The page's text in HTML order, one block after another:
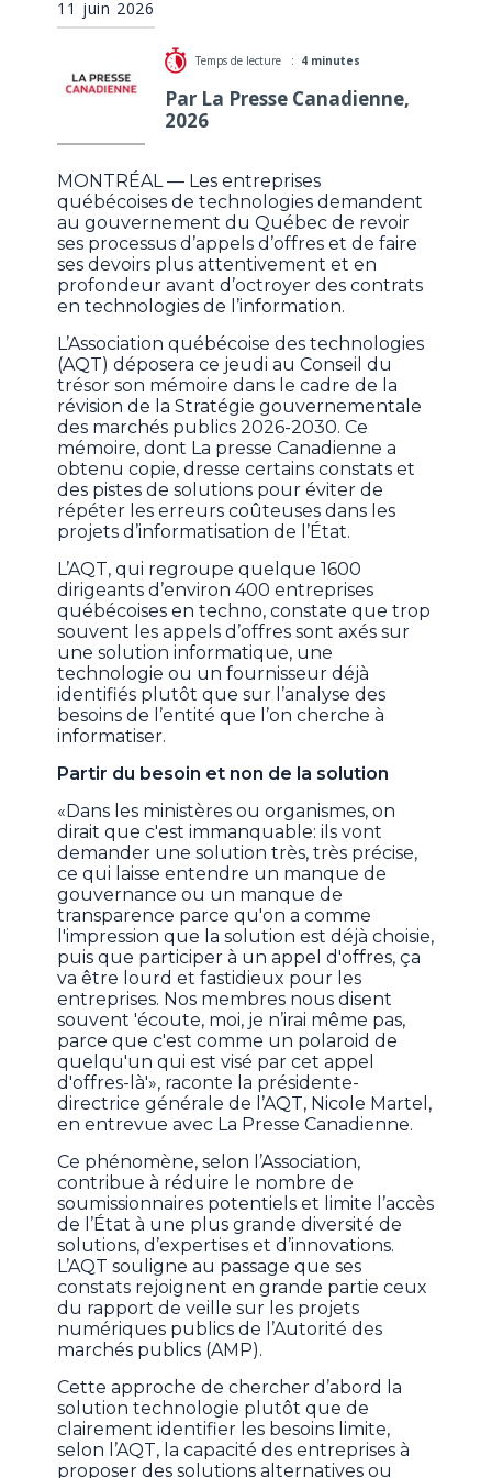
11 juin 2026
Temps de lecture : 4 minutes
Par La Presse Canadienne,
2026
MONTRÉAL — Les entreprises
québécoises de technologies demandent
au gouvernement du Québec de revoir
ses processus d’appels d’offres et de faire
ses devoirs plus attentivement et en
profondeur avant d’octroyer des contrats
en technologies de l’information.
L’Association québécoise des technologies
(AQT) déposera ce jeudi au Conseil du
trésor son mémoire dans le cadre de la
révision de la Stratégie gouvernementale
des marchés publics 2026-2030. Ce
mémoire, dont La presse Canadienne a
obtenu copie, dresse certains constats et
des pistes de solutions pour éviter de
répéter les erreurs coûteuses dans les
projets d’informatisation de l’État.
L’AQT, qui regroupe quelque 1600
dirigeants d’environ 400 entreprises
québécoises en techno, constate que trop
souvent les appels d’offres sont axés sur
une solution informatique, une
technologie ou un fournisseur déjà
identifiés plutôt que sur l’analyse des
besoins de l’entité que l’on cherche à
informatiser.
Partir du besoin et non de la solution
«Dans les ministères ou organismes, on
dirait que c'est immanquable: ils vont
demander une solution très, très précise,
ce qui laisse entendre un manque de
gouvernance ou un manque de
transparence parce qu'on a comme
l'impression que la solution est déjà choisie,
puis que participer à un appel d'offres, ça
va être lourd et fastidieux pour les
entreprises. Nos membres nous disent
souvent 'écoute, moi, je n’irai même pas,
parce que c'est comme un polaroid de
quelqu'un qui est visé par cet appel
d'offres-là'», raconte la présidente-
directrice générale de l’AQT, Nicole Martel,
en entrevue avec La Presse Canadienne.
Ce phénomène, selon l’Association,
contribue à réduire le nombre de
soumissionnaires potentiels et limite l’accès
de l’État à une plus grande diversité de
solutions, d’expertises et d’innovations.
L’AQT souligne au passage que ses
constats rejoignent en grande partie ceux
du rapport de veille sur les projets
numériques publics de l’Autorité des
marchés publics (AMP).
Cette approche de chercher d’abord la
solution technologie plutôt que de
clairement identifier les besoins limite,
selon l’AQT, la capacité des entreprises à
proposer des solutions alternatives ou